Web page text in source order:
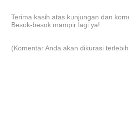
Terima kasih atas kunjungan dan
Besok-besok mampir lagi ya!
(Komentar Anda akan dikurasi